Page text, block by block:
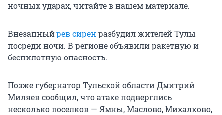
ночных ударах, читайте в нашем материале.
Внезапныйрев сиренразбудил жителей Тулы
посреди ночи. В регионе объявили ракетную и
беспилотную опасность.
Позже губернатор Тульской области Дмитрий
Миляев сообщил, что атаке подверглись
несколько поселков — Ямны, Маслово, Михалково,